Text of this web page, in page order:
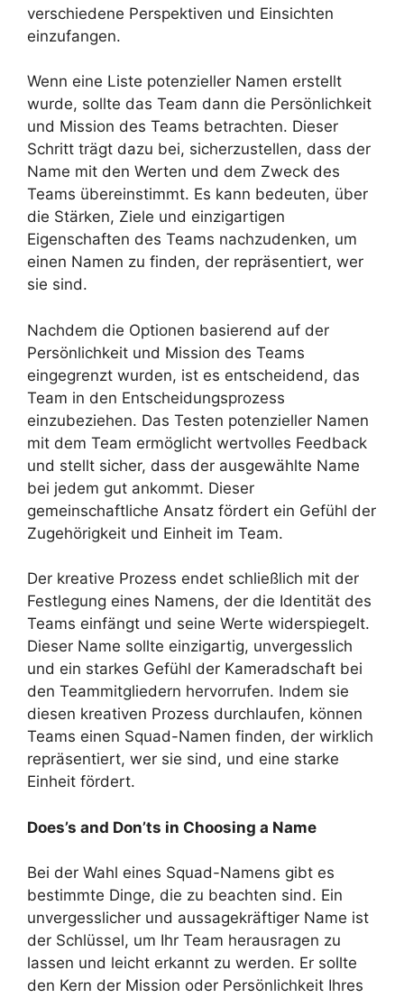
verschiedene Perspektiven und Einsichten
einzufangen.
Wenn eine Liste potenzieller Namen erstellt
wurde, sollte das Team dann die Persönlichkeit
und Mission des Teams betrachten. Dieser
Schritt trägt dazu bei, sicherzustellen, dass der
Name mit den Werten und dem Zweck des
Teams übereinstimmt. Es kann bedeuten, über
die Stärken, Ziele und einzigartigen
Eigenschaften des Teams nachzudenken, um
einen Namen zu finden, der repräsentiert, wer
sie sind.
Nachdem die Optionen basierend auf der
Persönlichkeit und Mission des Teams
eingegrenzt wurden, ist es entscheidend, das
Team in den Entscheidungsprozess
einzubeziehen. Das Testen potenzieller Namen
mit dem Team ermöglicht wertvolles Feedback
und stellt sicher, dass der ausgewählte Name
bei jedem gut ankommt. Dieser
gemeinschaftliche Ansatz fördert ein Gefühl der
Zugehörigkeit und Einheit im Team.
Der kreative Prozess endet schließlich mit der
Festlegung eines Namens, der die Identität des
Teams einfängt und seine Werte widerspiegelt.
Dieser Name sollte einzigartig, unvergesslich
und ein starkes Gefühl der Kameradschaft bei
den Teammitgliedern hervorrufen. Indem sie
diesen kreativen Prozess durchlaufen, können
Teams einen Squad-Namen finden, der wirklich
repräsentiert, wer sie sind, und eine starke
Einheit fördert.
Does’s and Don’ts in Choosing a Name
Bei der Wahl eines Squad-Namens gibt es
bestimmte Dinge, die zu beachten sind. Ein
unvergesslicher und aussagekräftiger Name ist
der Schlüssel, um Ihr Team herausragen zu
lassen und leicht erkannt zu werden. Er sollte
den Kern der Mission oder Persönlichkeit Ihres